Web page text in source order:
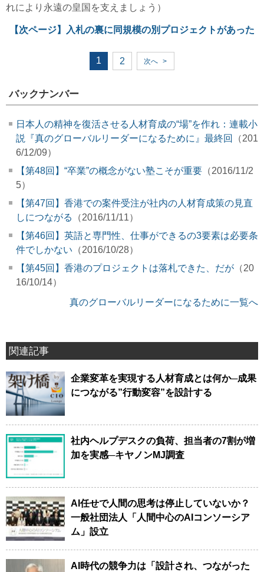
れにより永遠の皇国を支えましょう）
【次ページ】 入札の裏に同規模の別プロジェクトがあった
1 2 次へ >
バックナンバー
日本人の精神を復活させる人材育成の“場”を作れ：連載小
説『真のグローバルリーダーになるために』最終回
（201
6/12/09）
【第48回】“卒業”の概念がない塾こそが重要 （2016/11/2
5）
【第47回】香港での案件受注が社内の人材育成策の見直
しにつながる
（2016/11/11）
【第46回】英語と専門性、仕事ができるの3要素は必要条
件でしかない （2016/10/28）
【第45回】香港のプロジェクトは落札できた、だが （20
16/10/14）
真のグローバルリーダーになるために一覧へ
関連記事
企業変革を実現する人材育成とは何か─成果
につながる”行動変容”を設計する
社内ヘルプデスクの負荷、担当者の7割が増
加を実感─キヤノンMJ調査
AI任せで人間の思考は停止していないか？
一般社団法人「人間中心のAIコンソーシア
ム」設立
AI時代の競争力は「設計され、つながった